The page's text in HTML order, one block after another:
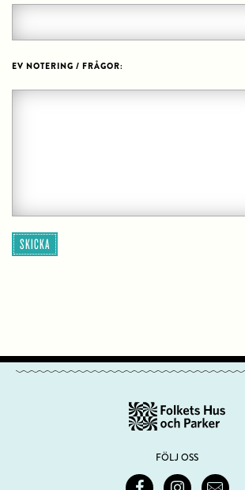
EV NOTERING / FRÅGOR:
SKICKA
FÖLJ OSS